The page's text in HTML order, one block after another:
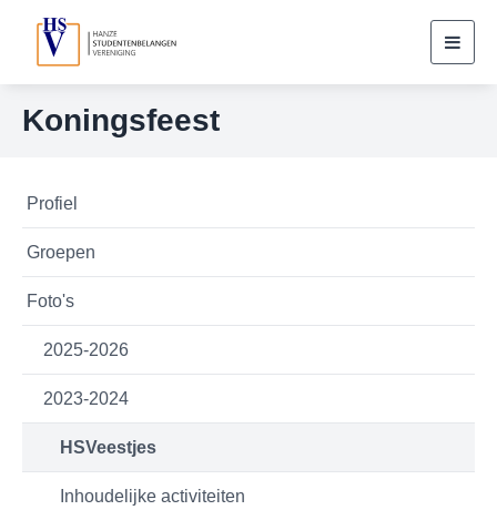
Koningsfeest
Profiel
Groepen
Foto's
2025-2026
2023-2024
HSVeestjes
Inhoudelijke activiteiten